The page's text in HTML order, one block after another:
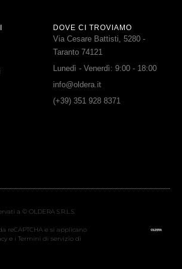
DOVE CI TROVIAMO
Via Cesare Battisti, 5280 -
Taranto 74121
Lunedì - Venerdì: 9:00 - 18:00
info@oldera.it
(+39) 351 928 8371
a © OLDERA S.R.L.S.
reCAPTCHA e si applicano
e i Termini di servizio di